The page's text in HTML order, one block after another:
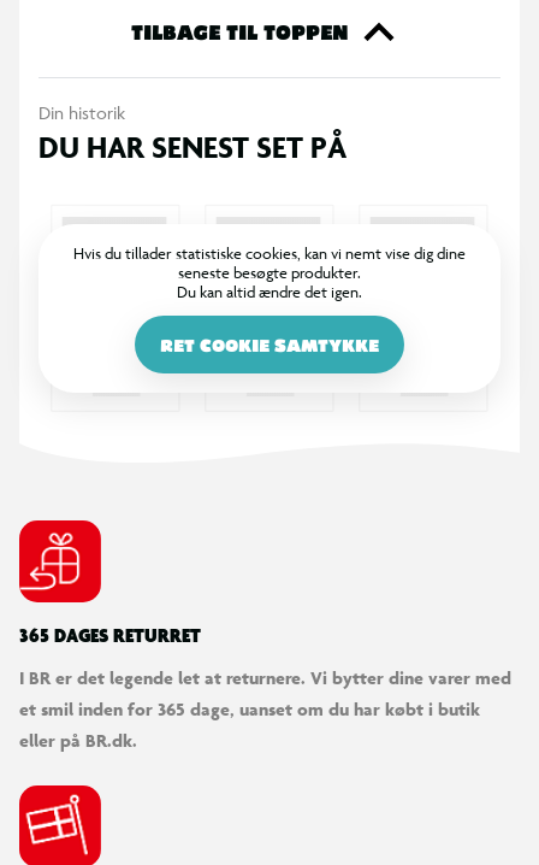
åbner en pakke.
52 kort inkl. 3 nye og tilfældige limited edition kort, og 1 helt
nyt og eksklusivt signature style-kort (5 at samle i alt).
TILBAGE TIL TOPPEN
Din historik
DU HAR SENEST SET PÅ
Hvis du tillader statistiske cookies, kan vi nemt vise dig dine
seneste besøgte produkter.
Du kan altid ændre det igen.
RET COOKIE SAMTYKKE
365 DAGES RETURRET
I BR er det legende let at returnere. Vi bytter dine varer med
et smil inden for 365 dage, uanset om du har købt i butik
eller på BR.dk.